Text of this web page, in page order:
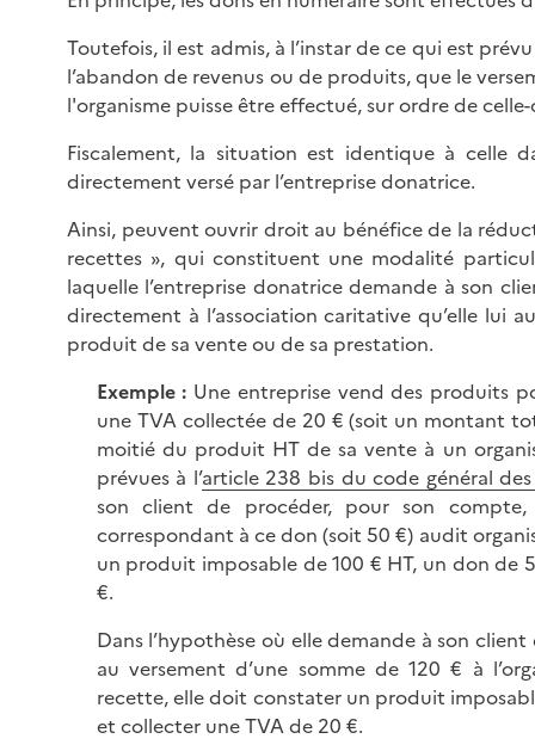
Toutefois, il est admis, à l’instar de ce qui est
l’abandon de revenus ou de produits, que le
l'organisme puisse être effectué, sur ordre de
Fiscalement, la situation est identique à celle
directement versé par l’entreprise donatrice.
Ainsi, peuvent ouvrir droit au bénéfice de la
recettes », qui constituent une modalité
laquelle l’entreprise donatrice demande à son
directement à l’association caritative qu’elle lui
produit de sa vente ou de sa prestation.
Exemple : Une entreprise vend des produits
une TVA collectée de 20 € (soit un montant
moitié du produit HT de sa vente à un
prévues à l’article 238 bis du code général
son client de procéder, pour son
correspondant à ce don (soit 50 €) audit
un produit imposable de 100 € HT, un don de
€.
Dans l’hypothèse où elle demande à son
au versement d’une somme de 120 € à
recette, elle doit constater un produit
et collecter une TVA de 20 €.